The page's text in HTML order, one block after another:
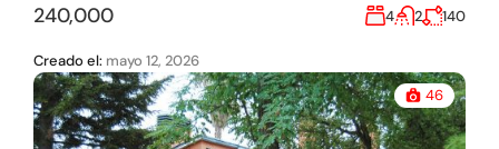
240,000 4 2 140
Creado el: mayo 12, 2026
46